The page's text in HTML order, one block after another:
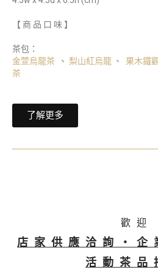
【 商 品 口 味 】
茶包：
金萱烏龍茶 、 梨山紅烏龍 、 果木鐵
茶
了解更多
歡迎
店家供應洽詢・企
活動茶品